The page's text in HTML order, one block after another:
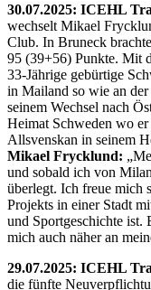
30.07.2025: ICEHL
wechselt Mikael
Club. In Bruneck
95 (39+56) Punkte. Mit
33-Jährige gebürtige
in Mailand so wie an
seinem Wechsel nach
Heimat Schweden wo
Allsvenskan in seinem
Mikael Frycklund:
und sobald ich von
überlegt. Ich freue mich
Projekts in einer Stadt
und Sportgeschichte ist.
mich auch näher an
29.07.2025: ICEHL
die fünfte